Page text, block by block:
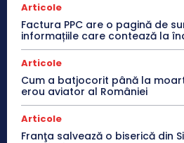
Articole
Factura PPC are o pagină de
informațiile care contează la
Articole
Cum a batjocorit până la
erou aviator al României
Articole
Franţa salvează o biserică din